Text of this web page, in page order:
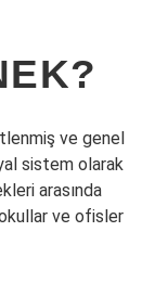
ve genel
sistem olarak
arasında
ve ofisler